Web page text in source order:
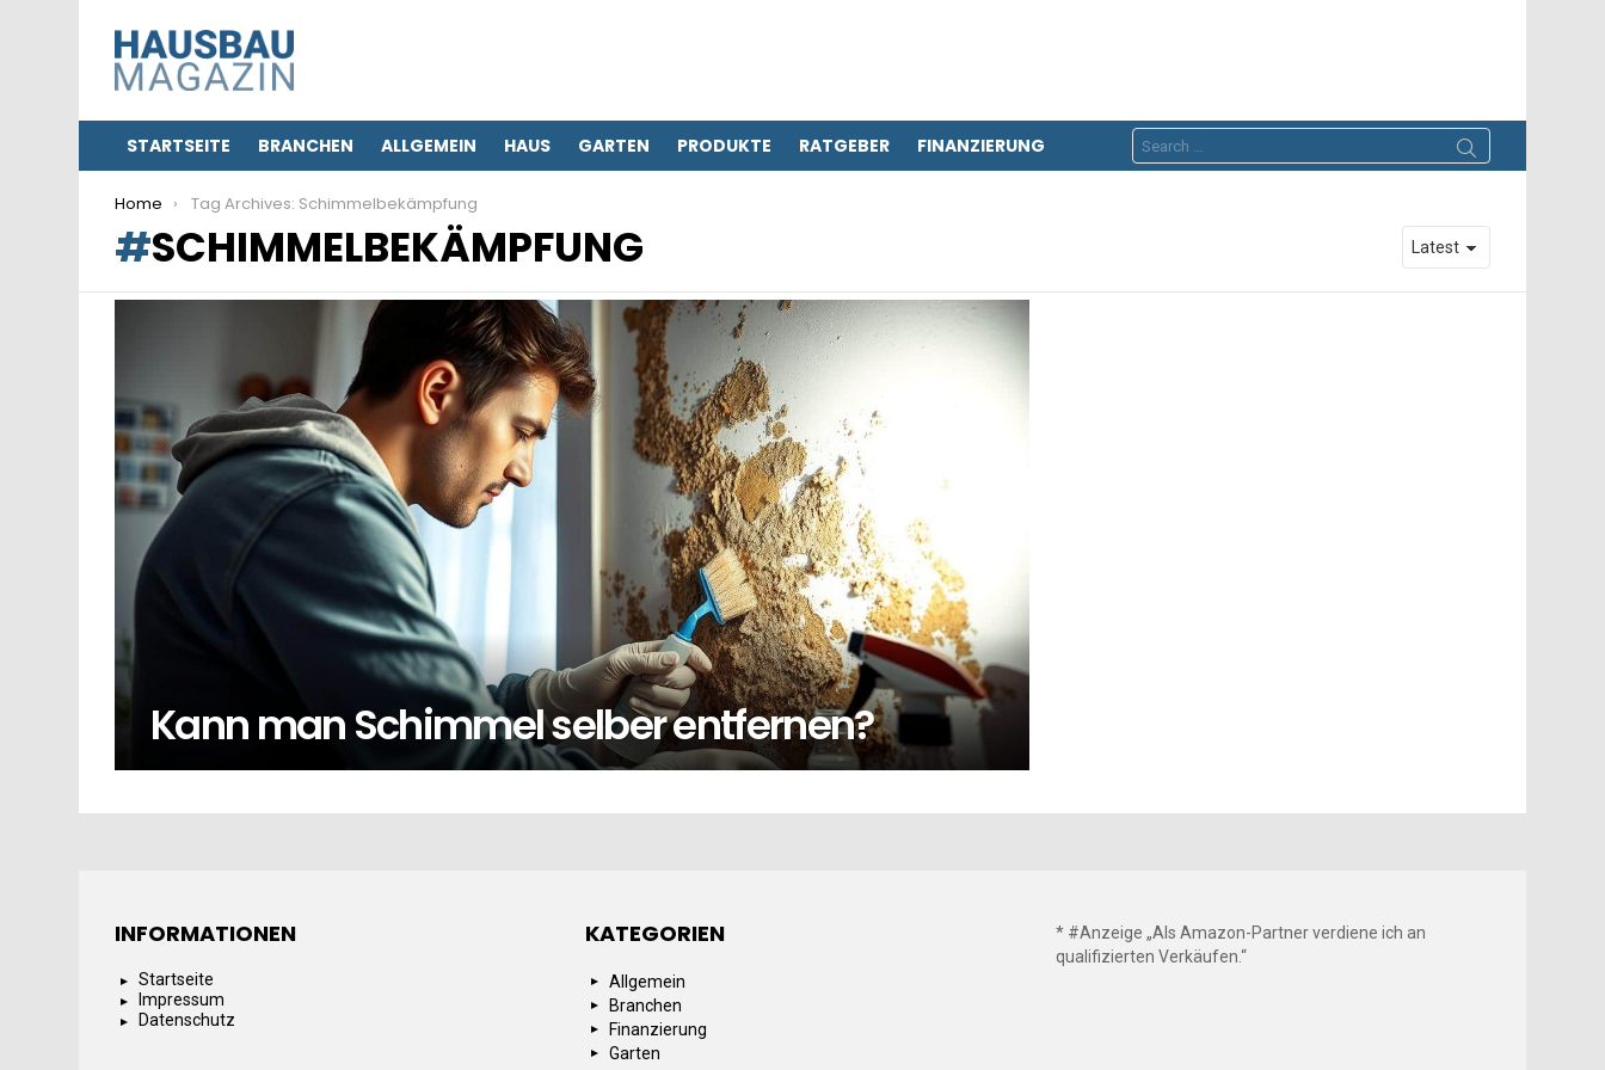
STARTSEITE BRANCHEN ALLGEMEIN HAUS GARTEN PRODUKTE RATGEBER FINANZIERUNG
Search
for:
You are here:
Home Tag Archives: Schimmelbekämpfung
SCHIMMELBEKÄMPFUNG
LATEST
Kann man Schimmel selber entfernen?
INFORMATIONEN
Startseite
Impressum
Datenschutz
KATEGORIEN
Allgemein
Branchen
Finanzierung
Garten
* #Anzeige „Als Amazon-Partner verdiene ich an
qualifizierten Verkäufen.“